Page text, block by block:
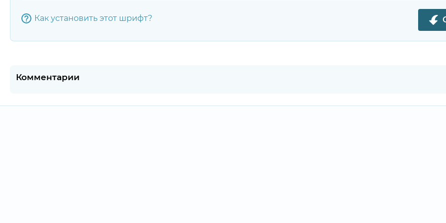
Как установить этот шрифт?
Комментарии